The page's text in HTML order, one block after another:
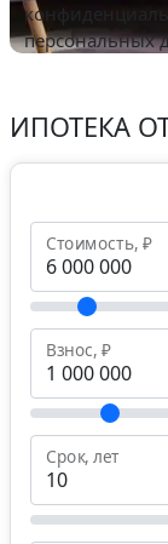
персональных
ИПОТЕКА
Стоимость, ₽
Взнос, ₽
Срок, лет